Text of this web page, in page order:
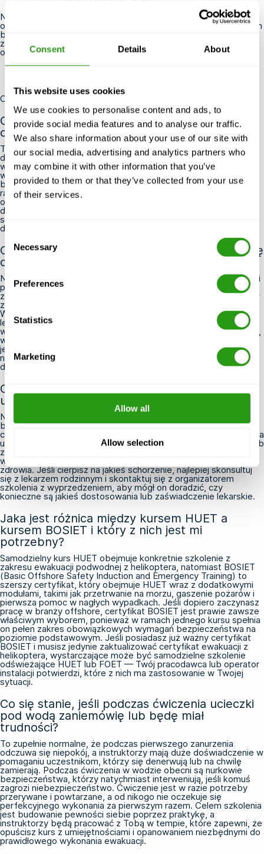
Consent Details About
This website uses cookies
We use cookies to personalise content and ads, to
provide social media features and to analyse our traffic.
We also share information about your use of our site with
our social media, advertising and analytics partners who
may combine it with other information that you’ve
provided to them or that they’ve collected from your use
of their services.
Consent
Selection
Necessary
Preferences
Statistics
Marketing
Allow all
Allow selection
Niezależnie od tego, czy rezerwujesz szkolenie dla siebie, czy
organizujesz je dla całego zespołu, postaramy się, by proces ten
był jak najprostszy.
znaleźć odpowiedni certyfikat do Twojego kolejnego projektu
offshore.
Często zadawane pytania
Czy mogę ukończyć szkolenie HUET, jeśli nie
czuję się pewnie w wodzie?
Tak, możesz ukończyć szkolenie HUET, nawet jeśli nie jesteś
dobrym pływakiem. Ćwiczenia odbywają się w kontrolowanych
warunkach basenowych, przy stałej obecności
wykwalifikowanych nurków ratowników, a przez cały czas
będziesz mieć na sobie kamizelkę ratunkową i kombinezon
ratunkowy. Warto jednak wcześniej poinformować o tym
organizatora szkolenia, aby instruktorzy mogli zapewnić Ci
dodatkowe wsparcie i poczucie bezpieczeństwa. Podstawowa
swoboda w wodzie jest pomocna, ale nie musisz być
doświadczonym pływakiem, aby zaliczyć kurs.
Co należy zabrać ze sobą i jak przygotować się
do dnia szkolenia HUET?
Należy przybyć na miejsce wypoczętym, dobrze nawodnionym i
po spożyciu wcześniej lekkiego posiłku — wymagania fizyczne
związane z ćwiczeniami w basenie są do pokonania, ale udział w
zajęciach w stanie zmęczenia lub na czczo nie jest wskazany.
Weź ze sobą ręcznik, ubrania na zmianę i wszelkie potrzebne
leki, a podczas rejestracji przed kursem poinformuj instruktora o
wszelkich schorzeniach lub urazach. Cały specjalistyczny sprzęt,
w tym kombinezon ratunkowy, kamizelka ratunkowa i CA-EBS,
jest zapewniony przez ośrodek szkoleniowy. Zaleca się również
noszenie lub zabranie ze sobą kostiumu kąpielowego lub
dopasowanej bielizny termoaktywnej pod ubraniem.
Czy istnieją jakieś schorzenia, które mogłyby
uniemożliwić mi ukończenie szkolenia HUET?
Niektóre schorzenia mogą wpływać na Twoją zdolność do
bezpiecznego udziału w ćwiczeniu ewakuacji podwodnej, w tym
ciężka klaustrofobia, padaczka bez kontroli, poważne schorzenia
układu sercowo-naczyniowego oraz niektóre schorzenia ucha lub
zatok. Większość organizatorów szkoleń, w tym FMTC Safety,
wymaga wypełnienia przed kursem oświadczenia o stanie
zdrowia. Jeśli cierpisz na jakieś schorzenie, najlepiej skonsultuj
się z lekarzem rodzinnym i skontaktuj się z organizatorem
szkolenia z wyprzedzeniem, aby mógł on doradzić, czy
konieczne są jakieś dostosowania lub zaświadczenie lekarskie.
Jaka jest różnica między kursem HUET a
kursem BOSIET i który z nich jest mi
potrzebny?
Samodzielny kurs HUET obejmuje konkretnie szkolenie z
zakresu ewakuacji podwodnej z helikoptera, natomiast BOSIET
(Basic Offshore Safety Induction and Emergency Training) to
szerszy certyfikat, który obejmuje HUET wraz z dodatkowymi
modułami, takimi jak przetrwanie na morzu, gaszenie pożarów i
pierwsza pomoc w nagłych wypadkach. Jeśli dopiero zaczynasz
pracę w branży offshore, certyfikat BOSIET jest prawie zawsze
właściwym wyborem, ponieważ w ramach jednego kursu spełnia
on pełen zakres obowiązkowych wymagań bezpieczeństwa na
poziomie podstawowym. Jeśli posiadasz już ważny certyfikat
BOSIET i musisz jedynie zaktualizować certyfikat ewakuacji z
helikoptera, wystarczające może być samodzielne szkolenie
odświeżające HUET lub FOET — Twój pracodawca lub operator
instalacji potwierdzi, które z nich ma zastosowanie w Twojej
sytuacji.
Co się stanie, jeśli podczas ćwiczenia ucieczki
pod wodą zaniemówię lub będę miał
trudności?
To zupełnie normalne, że podczas pierwszego zanurzenia
odczuwa się niepokój, a instruktorzy mają duże doświadczenie w
pomaganiu uczestnikom, którzy się denerwują lub na chwilę
zamierają. Podczas ćwiczenia w wodzie obecni są nurkowie
bezpieczeństwa, którzy natychmiast interweniują, jeśli komuś
zagrozi niebezpieczeństwo. Ćwiczenie jest w razie potrzeby
przerywane i powtarzane, a od nikogo nie oczekuje się
perfekcyjnego wykonania za pierwszym razem. Celem szkolenia
jest budowanie pewności siebie poprzez praktykę, a
instruktorzy będą pracować z Tobą w tempie, które zapewni, że
opuścisz kurs z umiejętnościami i opanowaniem niezbędnymi do
prawidłowego wykonania ewakuacji.